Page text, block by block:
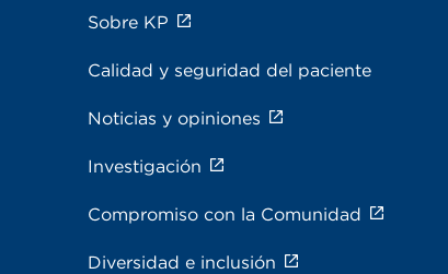
Sobre KP
Calidad y seguridad del paciente
Noticias y opiniones
Investigación
Compromiso con la Comunidad
Diversidad e inclusión